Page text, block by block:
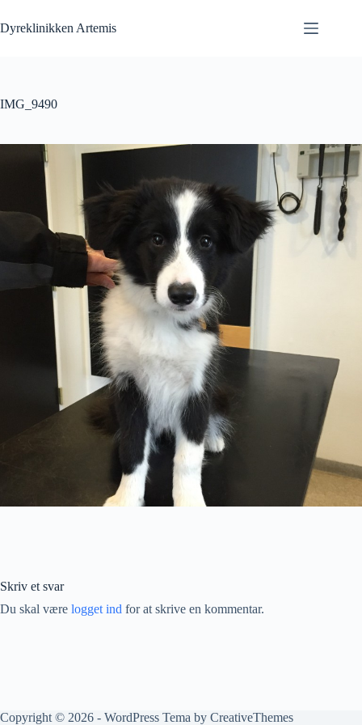
til
indhold
Dyreklinikken Artemis
IMG_9490
Skriv et svar
Du skal være logget ind for at skrive en kommentar.
Copyright © 2026 - WordPress Tema by CreativeThemes